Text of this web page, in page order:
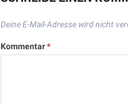
Deine E-Mail-Adresse wird nicht
Kommentar*